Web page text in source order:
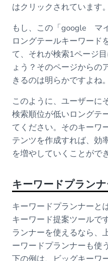
はクリックされています。
もし、この「google マ
ロングテールキーワード
て、それが検索1ページ
ょう？そのページからの
きるのは明らかですよね。
このように、ユーザーに
検索順位が低いロングテ
てください。そのキーワ
テンツを作成すれば、効
を増やしていくことがで
キーワードプラン
キーワードプランナーと
キーワード提案ツールで
ランナーを使えるなら、
ーワードプランナーも使
下の例は、ビッグキーワ